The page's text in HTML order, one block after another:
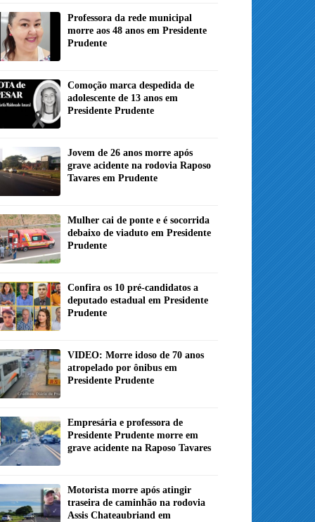
Professora da rede municipal
morre aos 48 anos em Presidente
Prudente
Comoção marca despedida de
adolescente de 13 anos em
Presidente Prudente
Jovem de 26 anos morre após
grave acidente na rodovia Raposo
Tavares em Prudente
Mulher cai de ponte e é socorrida
debaixo de viaduto em Presidente
Prudente
Confira os 10 pré-candidatos a
deputado estadual em Presidente
Prudente
VIDEO: Morre idoso de 70 anos
atropelado por ônibus em
Presidente Prudente
Empresária e professora de
Presidente Prudente morre em
grave acidente na Raposo Tavares
Motorista morre após atingir
traseira de caminhão na rodovia
Assis Chateaubriand em